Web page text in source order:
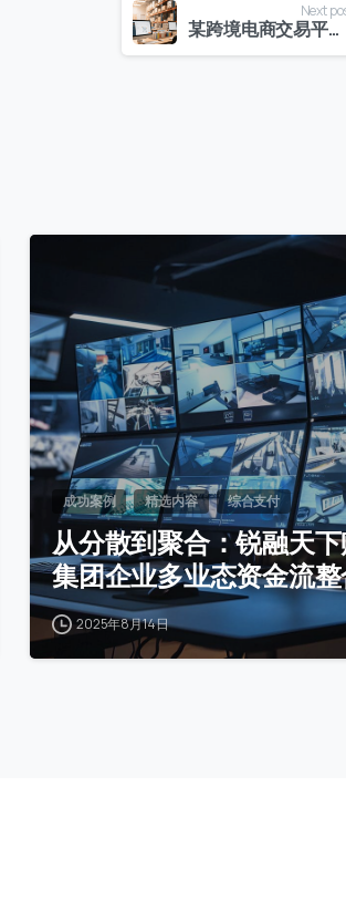
Next
某跨境电商交易平台：构建跨境聚合支付平台，提供灵活便捷的支付解决方案
成功案例 精选内容 综合支付
从分散到聚合：锐融天
集团企业多业态资金流
2025年8月14日